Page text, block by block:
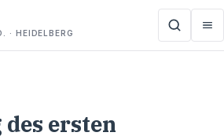
· HEIDELBERG
ersten